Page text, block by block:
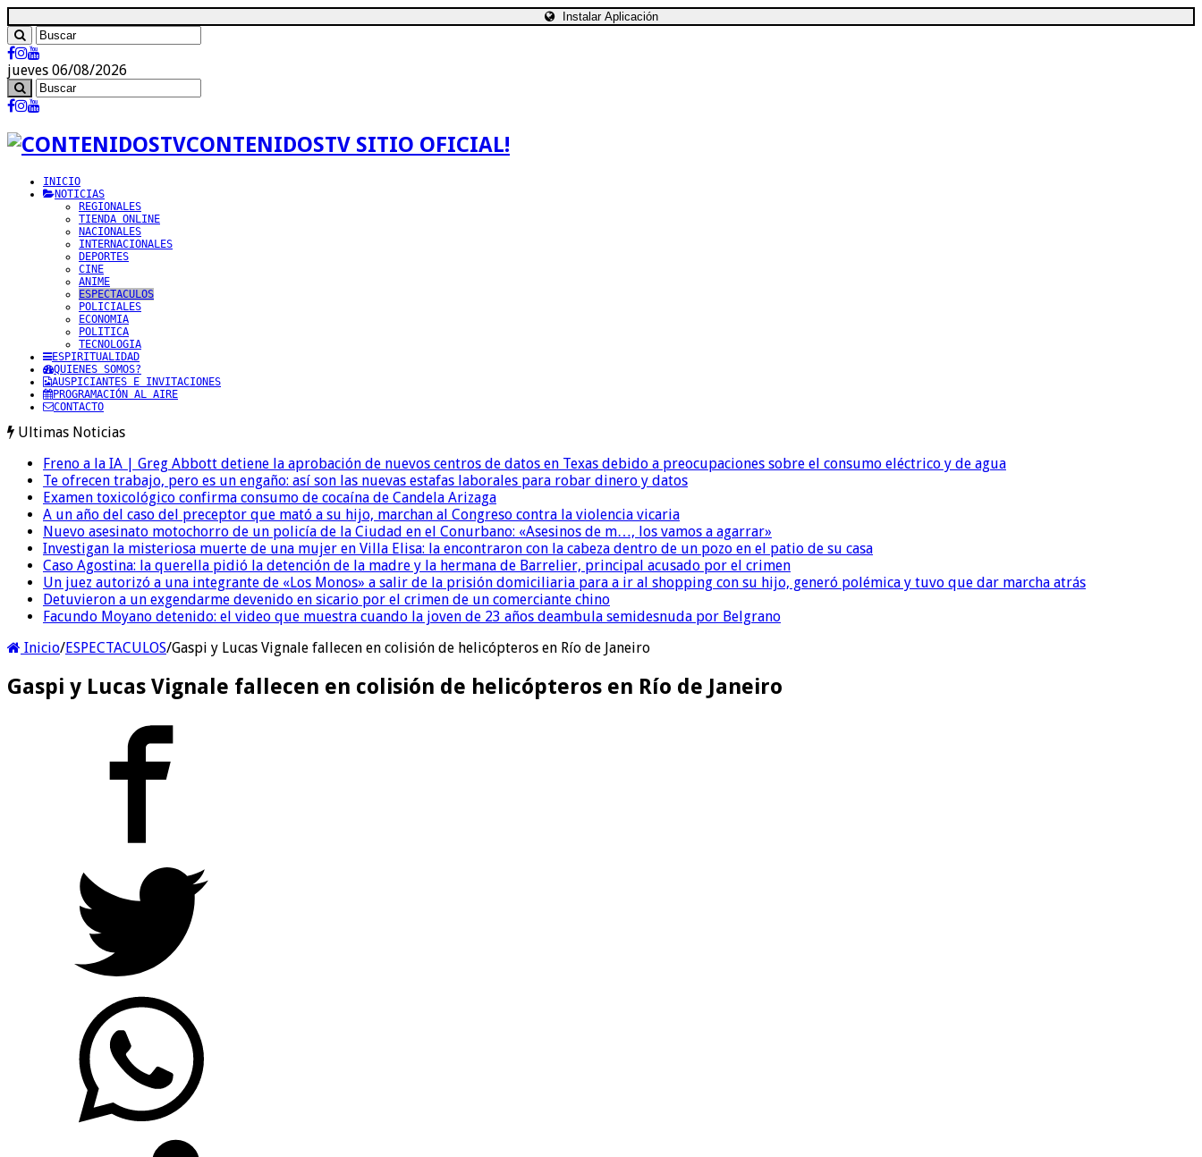
Instalar Aplicación
jueves 06/08/2026
CONTENIDOSTV SITIO OFICIAL!
INICIO
NOTICIAS
REGIONALES
TIENDA ONLINE
NACIONALES
INTERNACIONALES
DEPORTES
CINE
ANIME
ESPECTACULOS
POLICIALES
ECONOMIA
POLITICA
TECNOLOGIA
ESPIRITUALIDAD
QUIENES SOMOS?
AUSPICIANTES E INVITACIONES
PROGRAMACIÓN AL AIRE
CONTACTO
Ultimas Noticias
Freno a la IA | Greg Abbott detiene la aprobación de nuevos centros de datos en Texas debido a preocupaciones sobre el consumo eléctrico y de agua
Te ofrecen trabajo, pero es un engaño: así son las nuevas estafas laborales para robar dinero y datos
Examen toxicológico confirma consumo de cocaína de Candela Arizaga
A un año del caso del preceptor que mató a su hijo, marchan al Congreso contra la violencia vicaria
Nuevo asesinato motochorro de un policía de la Ciudad en el Conurbano: «Asesinos de m…, los vamos a agarrar»
Investigan la misteriosa muerte de una mujer en Villa Elisa: la encontraron con la cabeza dentro de un pozo en el patio de su casa
Caso Agostina: la querella pidió la detención de la madre y la hermana de Barrelier, principal acusado por el crimen
Un juez autorizó a una integrante de «Los Monos» a salir de la prisión domiciliaria para a ir al shopping con su hijo, generó polémica y tuvo que dar marcha atrás
Detuvieron a un exgendarme devenido en sicario por el crimen de un comerciante chino
Facundo Moyano detenido: el video que muestra cuando la joven de 23 años deambula semidesnuda por Belgrano
Inicio/ESPECTACULOS/Gaspi y Lucas Vignale fallecen en colisión de helicópteros en Río de Janeiro
Gaspi y Lucas Vignale fallecen en colisión de helicópteros en Río de Janeiro